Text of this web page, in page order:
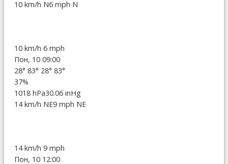
10 km/h N6 mph N
10 km/h 6 mph
Пон, 10 09:00
28° 83° 28° 83°
37%
1018 hPa30.06 inHg
14 km/h NE9 mph NE
14 km/h 9 mph
Пон, 10 12:00